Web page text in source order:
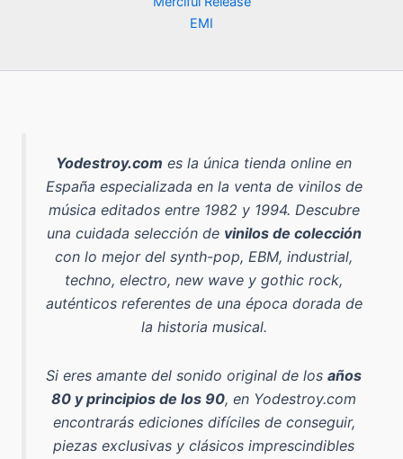
EMI
Yodestroy.com es la única tienda online en
España especializada en la venta de vinilos de
música editados entre 1982 y 1994. Descubre
una cuidada selección de vinilos de colección
con lo mejor del synth-pop, EBM, industrial,
techno, electro, new wave y gothic rock,
auténticos referentes de una época dorada de
la historia musical.
Si eres amante del sonido original de los años
80 y principios de los 90, en Yodestroy.com
encontrarás ediciones difíciles de conseguir,
piezas exclusivas y clásicos imprescindibles